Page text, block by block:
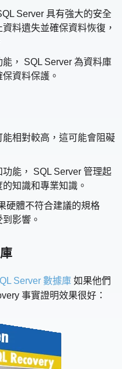
Server 具有強大的安全
料遺失並確保資料恢復，
， SQL Server 為資料庫
資料保護。
相對較高，這可能會阻礙
能， SQL Server 管理起
知識和專業知識。
硬體不符合建議的規格
影響。
Server 數據庫 如果他們
事實證明效果很好：